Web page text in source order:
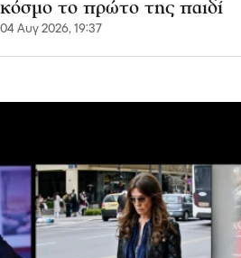
κόσμο το πρώτο της παιδί
04 Αυγ 2026, 19:37